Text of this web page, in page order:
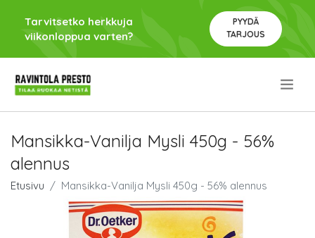
Tarvitsetko herkkuja
viikonloppua varten?
PYYDÄ
TARJOUS
Mansikka-Vanilja Mysli 450g - 56%
alennus
Etusivu Mansikka-Vanilja Mysli 450g - 56% alennus